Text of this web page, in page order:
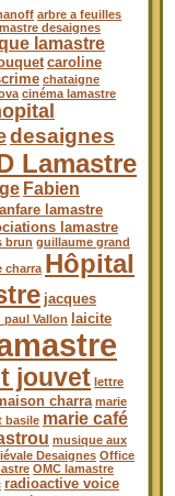
arbre a feuilles
desaignes
lamastre
caroline
chataigne
cinéma lamastre
desaignes
Lamastre
Fabien
lamastre
lamastre
brun guillaume grand
charra Hôpital
jacques
paul Vallon
laicite
jouvet lettre
charra marie
basile marie café
musique aux
Desaignes Office
OMC lamastre
radioactive voice